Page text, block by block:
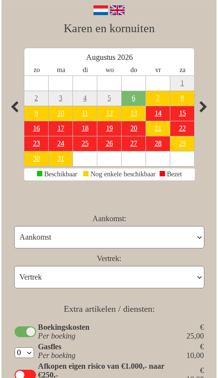
Karen en kornuiten
Augustus 2026
zo ma di wo do vr
za
1
2 3 4 5 6 7 8
9 10 11 12 13 14 15
16 17 18 19 20 21 22
23 24 25 26 27 28 29
30 31
Beschikbaar Nog enkele beschikbaar Bezet
Aankomst:
Vertrek:
Extra artikelen / diensten:
Boekingskosten
Per boeking
€
25,00
Gasfles
Per boeking
€
10,00
Afkopen eigen risico van €1.000,- naar
€250,-
€